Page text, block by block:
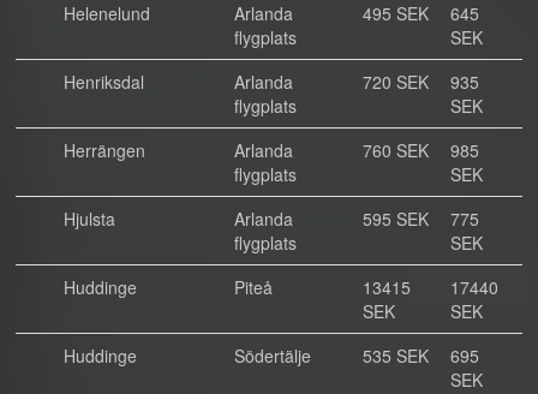
Helenelund
Arlanda
flygplats
495 SEK
645
SEK
Henriksdal
Arlanda
flygplats
720 SEK
935
SEK
Herrängen
Arlanda
flygplats
760 SEK
985
SEK
Hjulsta
Arlanda
flygplats
595 SEK
775
SEK
Huddinge
Piteå
13415
SEK
17440
SEK
Huddinge
Södertälje 535 SEK
695
SEK